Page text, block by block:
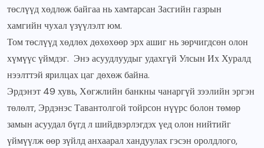
төслүүд хөдлөж байгаа нь хамтарсан Засгийн газрын
хамгийн чухал үзүүлэлт юм.
Том төслүүд хөдлөх дөхөхөөр эрх ашиг нь зөрчигдсөн олон
хүмүүс үймдэг. Энэ асуудлуудыг удахгүй Улсын Их Хуралд
нээлттэй ярилцах цаг дөхөж байна.
Эрдэнэт 49 хувь, Хөгжлийн банкны чанаргүй зээлийн эргэн
төлөлт, Эрдэнэс Тавантолгой тойрсон нүүрс болон төмөр
замын асуудал бүгд л шийдвэрлэгдэх үед олон нийтийг
үймүүлж өөр зүйлд анхаарал хандуулах гэсэн оролдлого,